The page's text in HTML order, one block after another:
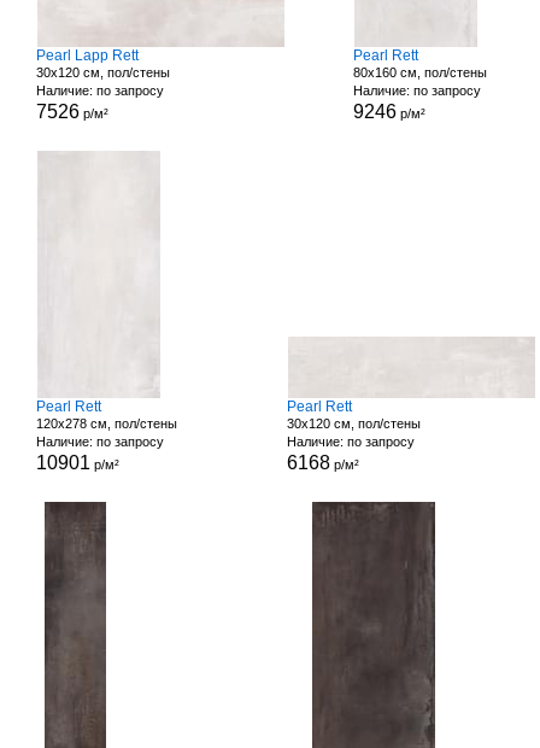
Pearl Lapp Rett
30x120 см, пол/стены
Наличие: по запросу
7526 р/м²
Pearl Rett
80x160 см, пол/стены
Наличие: по запросу
9246 р/м²
Pearl Rett
120x278 см, пол/стены
Наличие: по запросу
10901 р/м²
Pearl Rett
30x120 см, пол/стены
Наличие: по запросу
6168 р/м²